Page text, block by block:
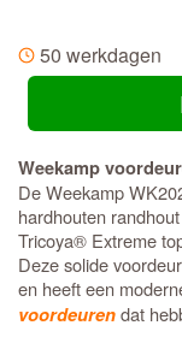
50 werkdagen
Weekamp
De Weekamp
hardhouten
Tricoya® Extreme
Deze solide
en heeft een
voordeurendat